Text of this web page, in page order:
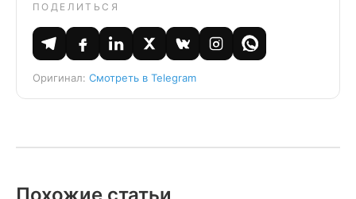
ПОДЕЛИТЬСЯ
Оригинал: Смотреть в Telegram